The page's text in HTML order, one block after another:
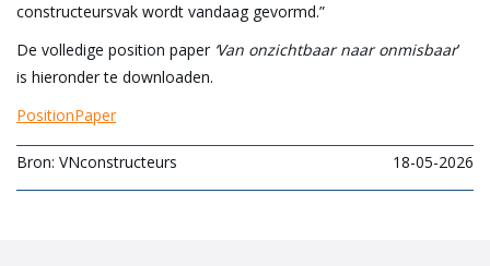
constructeursvak wordt vandaag gevormd.”
De volledige position paper ‘Van onzichtbaar naar onmisbaar’
is hieronder te downloaden.
PositionPaper
Bron: VNconstructeurs 18-05-2026